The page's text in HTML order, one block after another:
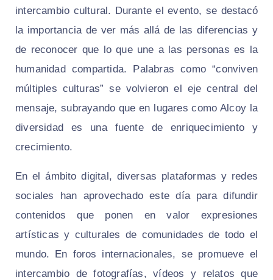
intercambio cultural. Durante el evento, se destacó
la importancia de ver más allá de las diferencias y
de reconocer que lo que une a las personas es la
humanidad compartida. Palabras como “conviven
múltiples culturas” se volvieron el eje central del
mensaje, subrayando que en lugares como Alcoy la
diversidad es una fuente de enriquecimiento y
crecimiento.
En el ámbito digital, diversas plataformas y redes
sociales han aprovechado este día para difundir
contenidos que ponen en valor expresiones
artísticas y culturales de comunidades de todo el
mundo. En foros internacionales, se promueve el
intercambio de fotografías, vídeos y relatos que